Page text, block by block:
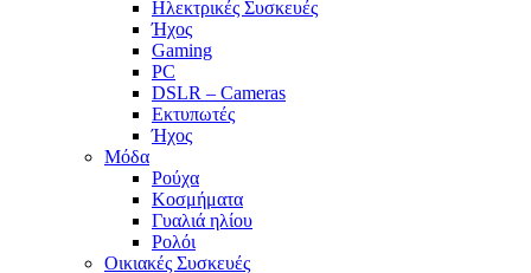
Hλεκτρικές Συσκευές
Ήχος
Gaming
PC
DSLR – Cameras
Εκτυπωτές
Ήχος
Μόδα
Ρούχα
Κοσμήματα
Γυαλιά ηλίου
Ρολόι
Οικιακές Συσκευές